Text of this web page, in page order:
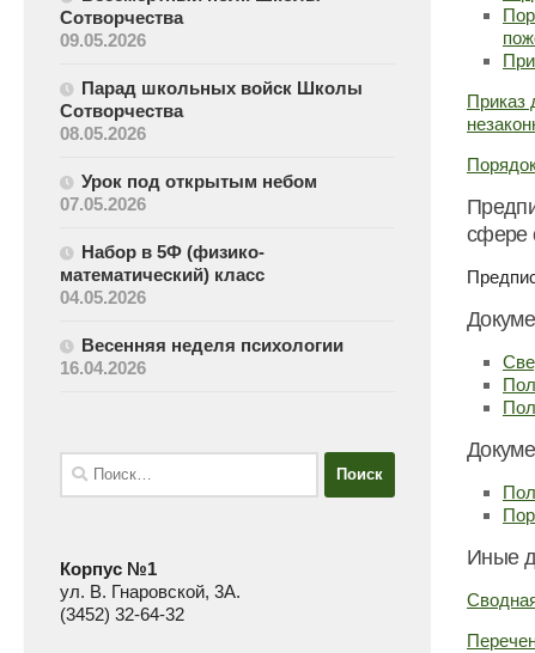
Приказ
сфере
Иные
Сотворчества
09.05.2026
Парад школьных войск Школы
Сотворчества
08.05.2026
Урок под открытым небом
07.05.2026
Набор в 5Ф (физико-
математический) класс
04.05.2026
Весенняя неделя психологии
16.04.2026
Найти:
Корпус №1
ул. В. Гнаровской, 3А.
(3452) 32-64-32